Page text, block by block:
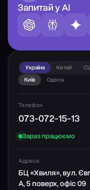
Запитай у AI
Україна Китай
Київ
Одеса
Телефон
073-072-15-13
Зараз працюємо
Адреса
БЦ «Хвиля», вул.
А, 5 поверх, офіс 09